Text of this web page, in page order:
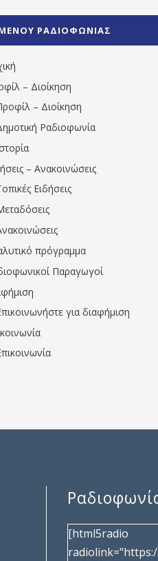
1531194763766854/"
ΡΑΔΙΟΦΩΝΙΑΣ
– Διοίκηση
– Διοίκηση
Ραδιοφωνία
– Ανακοινώσεις
Ειδήσεις
πρόγραμμα
Παραγωγοί
για διαφήμιση
[html5radio